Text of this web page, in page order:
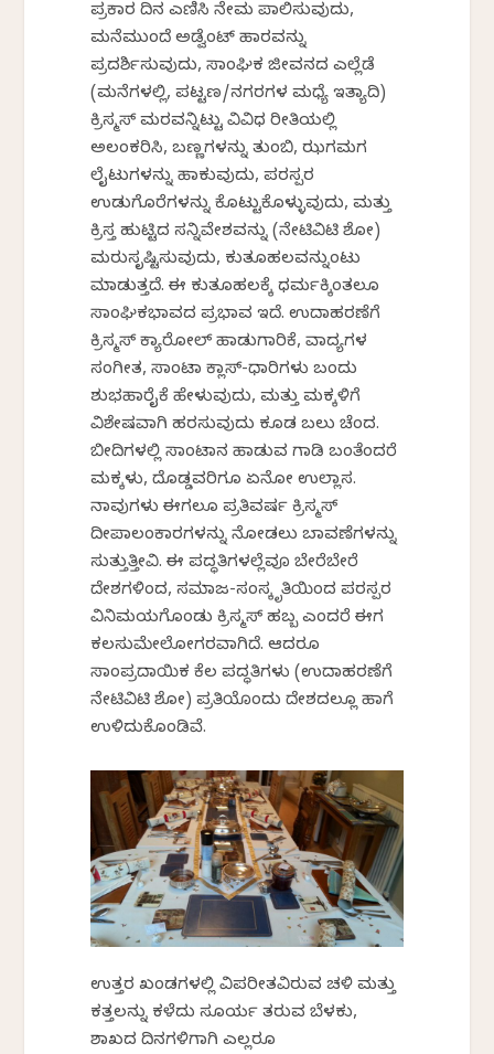
ಪ್ರಕಾರ ದಿನ ಎಣಿಸಿ ನೇಮ ಪಾಲಿಸುವುದು,
ಮನೆಮುಂದೆ ಅಡ್ವೆಂಟ್ ಹಾರವನ್ನು
ಪ್ರದರ್ಶಿಸುವುದು, ಸಾಂಘಿಕ ಜೀವನದ ಎಲ್ಲೆಡೆ
(ಮನೆಗಳಲ್ಲಿ, ಪಟ್ಟಣ/ನಗರಗಳ ಮಧ್ಯೆ ಇತ್ಯಾದಿ)
ಕ್ರಿಸ್ಮಸ್ ಮರವನ್ನಿಟ್ಟು ವಿವಿಧ ರೀತಿಯಲ್ಲಿ
ಅಲಂಕರಿಸಿ, ಬಣ್ಣಗಳನ್ನು ತುಂಬಿ, ಝಗಮಗ
ಲೈಟುಗಳನ್ನು ಹಾಕುವುದು, ಪರಸ್ಪರ
ಉಡುಗೊರೆಗಳನ್ನು ಕೊಟ್ಟುಕೊಳ್ಳುವುದು, ಮತ್ತು
ಕ್ರಿಸ್ತ ಹುಟ್ಟಿದ ಸನ್ನಿವೇಶವನ್ನು (ನೇಟಿವಿಟಿ ಶೋ)
ಮರುಸೃಷ್ಟಿಸುವುದು, ಕುತೂಹಲವನ್ನುಂಟು
ಮಾಡುತ್ತದೆ. ಈ ಕುತೂಹಲಕ್ಕೆ ಧರ್ಮಕ್ಕಿಂತಲೂ
ಸಾಂಘಿಕಭಾವದ ಪ್ರಭಾವ ಇದೆ. ಉದಾಹರಣೆಗೆ
ಕ್ರಿಸ್ಮಸ್ ಕ್ಯಾರೋಲ್ ಹಾಡುಗಾರಿಕೆ, ವಾದ್ಯಗಳ
ಸಂಗೀತ, ಸಾಂಟಾ ಕ್ಲಾಸ್-ಧಾರಿಗಳು ಬಂದು
ಶುಭಹಾರೈಕೆ ಹೇಳುವುದು, ಮತ್ತು ಮಕ್ಕಳಿಗೆ
ವಿಶೇಷವಾಗಿ ಹರಸುವುದು ಕೂಡ ಬಲು ಚೆಂದ.
ಬೀದಿಗಳಲ್ಲಿ ಸಾಂಟಾನ ಹಾಡುವ ಗಾಡಿ ಬಂತೆಂದರೆ
ಮಕ್ಕಳು, ದೊಡ್ಡವರಿಗೂ ಏನೋ ಉಲ್ಲಾಸ.
ನಾವುಗಳು ಈಗಲೂ ಪ್ರತಿವರ್ಷ ಕ್ರಿಸ್ಮಸ್
ದೀಪಾಲಂಕಾರಗಳನ್ನು ನೋಡಲು ಬಡಾವಣೆಗಳನ್ನು
ಸುತ್ತುತ್ತೀವಿ. ಈ ಪದ್ಧತಿಗಳಲ್ಲೆವೂ ಬೇರೆಬೇರೆ
ದೇಶಗಳಿಂದ, ಸಮಾಜ-ಸಂಸ್ಕೃತಿಯಿಂದ ಪರಸ್ಪರ
ವಿನಿಮಯಗೊಂಡು ಕ್ರಿಸ್ಮಸ್ ಹಬ್ಬ ಎಂದರೆ ಈಗ
ಕಲಸುಮೇಲೋಗರವಾಗಿದೆ. ಆದರೂ
ಸಾಂಪ್ರದಾಯಿಕ ಕೆಲ ಪದ್ಧತಿಗಳು (ಉದಾಹರಣೆಗೆ
ನೇಟಿವಿಟಿ ಶೋ) ಪ್ರತಿಯೊಂದು ದೇಶದಲ್ಲೂ ಹಾಗೆ
ಉಳಿದುಕೊಂಡಿವೆ.
ಉತ್ತರ ಖಂಡಗಳಲ್ಲಿ ವಿಪರೀತವಿರುವ ಚಳಿ ಮತ್ತು
ಕತ್ತಲನ್ನು ಕಳೆದು ಸೂರ್ಯ ತರುವ ಬೆಳಕು,
ಶಾಖದ ದಿನಗಳಿಗಾಗಿ ಎಲ್ಲರೂ